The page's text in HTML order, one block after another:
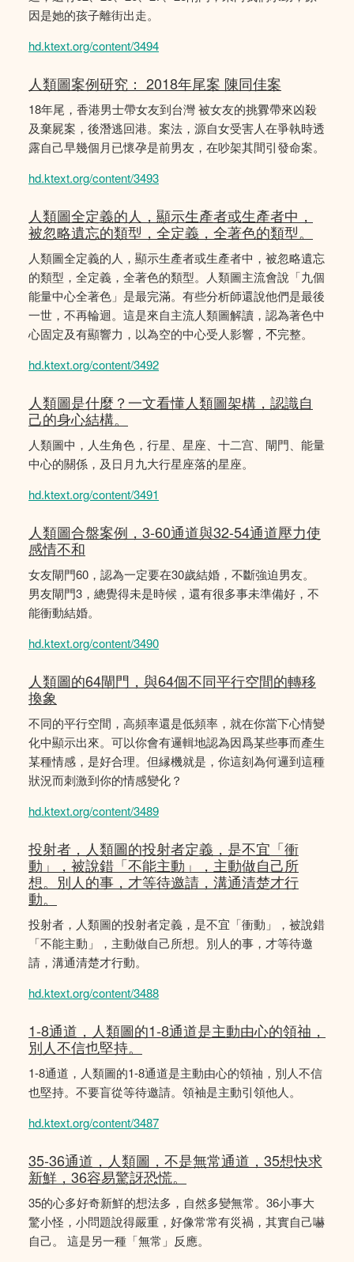
因是她的孩子離街出走。
hd.ktext.org/content/3494
人類圖案例研究： 2018年尾案 陳同佳案
18年尾，香港男士帶女友到台灣 被女友的挑釁帶來凶殺
及棄屍案，後潛逃回港。案法，源自女受害人在爭執時透
露自己早幾個月已懷孕是前男友，在吵架其間引發命案。
hd.ktext.org/content/3493
人類圖全定義的人，顯示生產者或生產者中，
被忽略遺忘的類型，全定義，全著色的類型。
人類圖全定義的人，顯示生產者或生產者中，被忽略遺忘
的類型，全定義，全著色的類型。人類圖主流會說「九個
能量中心全著色」是最完滿。有些分析師還說他們是最後
一世，不再輪迴。這是來自主流人類圖解讀，認為著色中
心固定及有顯響力，以為空的中心受人影響，𣎴完整。
hd.ktext.org/content/3492
人類圖是什麼？一文看懂人類圖架構，認識自
己的身心結構。
人類圖中，人生角色，行星、星座、十二宫、閘門、能量
中心的關係，及日月九大行星座落的星座。
hd.ktext.org/content/3491
人類圖合盤案例，3-60通道與32-54通道壓力使
感情不和
女友閘門60，認為一定要在30歲結婚，不斷強迫男友。
男友閘門3，總覺得未是時候，還有很多事未準備好，不
能衝動結婚。
hd.ktext.org/content/3490
人類圖的64閘門，與64個不同平行空間的轉移
換象
不同的平行空間，高頻率還是低頻率，就在你當下心情變
化中顯示出來。可以你會有邏輯地認為因爲某些事而產生
某種情感，是好合理。但縁機就是，你這刻為何邏到這種
狀況而刺激到你的情感變化？
hd.ktext.org/content/3489
投射者，人類圖的投射者定義，是不宜「衝
動」，被說錯「不能主動」，主動做自己所
想。別人的事，才等待邀請，溝通清楚才行
動。
投射者，人類圖的投射者定義，是不宜「衝動」，被說錯
「不能主動」，主動做自己所想。別人的事，才等待邀
請，溝通清楚才行動。
hd.ktext.org/content/3488
1-8通道，人類圖的1-8通道是主動由心的領䄂，
別人不信也堅持。
1-8通道，人類圖的1-8通道是主動由心的領䄂，別人不信
也堅持。不要盲從等待邀請。領袖是主動引領他人。
hd.ktext.org/content/3487
35-36通道，人類圖，不是無常通道，35想快求
新鮮，36容易驚訝恐慌。
35的心多好奇新鮮的想法多，自然多變無常。36小事大
驚小怪，小問題說得嚴重，好像常常有災禍，其實自己嚇
自己。 這是另一種「無常」反應。